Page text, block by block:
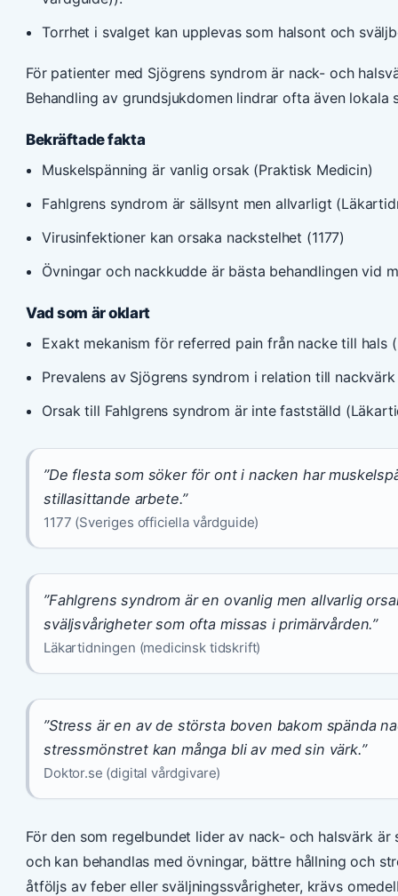
Torrhet i svalget kan upplevas som halsont och
För patienter med Sjögrens syndrom är nack- och
Behandling av grundsjukdomen lindrar ofta även lokala
Bekräftade fakta
Muskelspänning är vanlig orsak (Praktisk Medicin)
Fahlgrens syndrom är sällsynt men allvarligt
Virusinfektioner kan orsaka nackstelhet (1177)
Övningar och nackkudde är bästa behandlingen vid
Vad som är oklart
Exakt mekanism för referred pain från nacke till hals
Prevalens av Sjögrens syndrom i relation till nackvärk
Orsak till Fahlgrens syndrom är inte fastställd
”De flesta som söker för ont i nacken har
stillasittande arbete.”
1177 (Sveriges officiella vårdguide)
”Fahlgrens syndrom är en ovanlig men allvarlig
sväljsvårigheter som ofta missas i primärvården.”
Läkartidningen (medicinsk tidskrift)
”Stress är en av de största boven bakom spända
stressmönstret kan många bli av med sin värk.”
Doktor.se (digital vårdgivare)
För den som regelbundet lider av nack- och halsvärk
och kan behandlas med övningar, bättre hållning och
åtföljs av feber eller sväljningssvårigheter, krävs